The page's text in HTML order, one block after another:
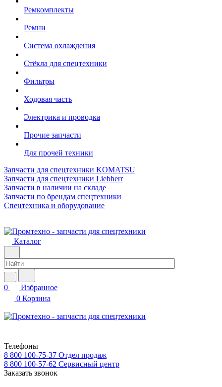
Ремкомплекты
Ремни
Система охлаждения
Стёкла для спецтехники
Фильтры
Ходовая часть
Электрика и проводка
Прочие запчасти
Для прочей техники
Запчасти для спецтехники KOMATSU
Запчасти для спецтехники Liebherr
Запчасти в наличии на складе
Запчасти по брендам спецтехники
Спецтехника и оборудование
Каталог
0
Избранное
0 Корзина
Телефоны
8 800 100-75-37 Отдел продаж
8 800 100-57-62 Сервисный центр
Заказать звонок